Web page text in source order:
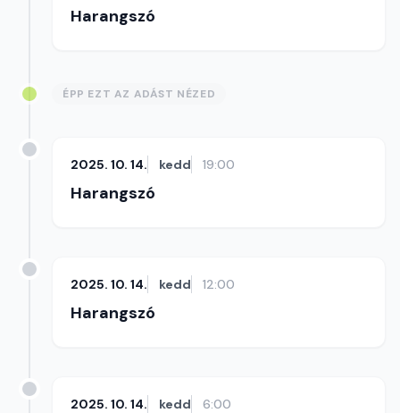
Harangszó
ÉPP EZT AZ ADÁST NÉZED
2025. 10. 14. kedd 19:00
Harangszó
2025. 10. 14. kedd 12:00
Harangszó
2025. 10. 14. kedd 6:00